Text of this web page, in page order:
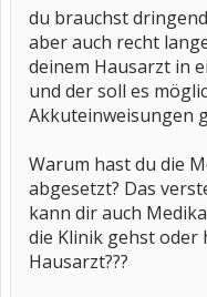
du brauchst
aber auch recht
deinem Hausarzt in
und der soll es
Akkuteinweisungen
Warum hast du die
abgesetzt? Das
kann dir auch
die Klinik gehst oder
Hausarzt???